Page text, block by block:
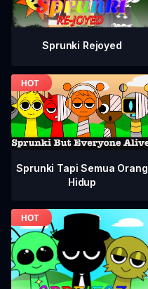
Sprunki Rejoyed
Sprunki Tapi Semua Orang
Hidup